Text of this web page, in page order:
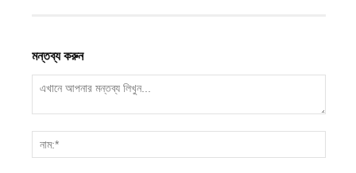
মন্তব্য করুন